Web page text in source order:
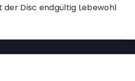
der Disc endgültig Lebewohl